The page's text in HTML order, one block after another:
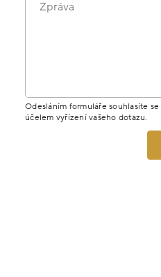
Zpráva
Odesláním formuláře souhlasíte
účelem vyřízení vašeho dotazu.